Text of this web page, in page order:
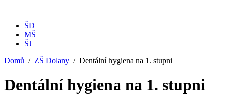
ŠD
MŠ
ŠJ
Domů
ZŠ Dolany Dentální hygiena na 1. stupni
Dentální hygiena na 1. stupni